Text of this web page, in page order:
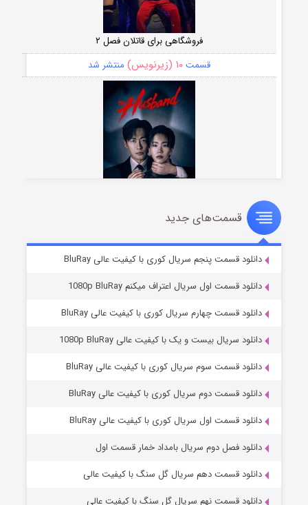
فروشگاهی برای قاتلان فصل ۲
قسمت۱۰ (زیرنویس) منتشر شد
قسمت۸ (زیرنویس) منتشر شد
عملیات آپارتمان
قسمت۲ (زیرنویس) منتشر شد
قسمت‌های جدید
دانلود قسمت پنجم سریال کوری با کیفیت عالی BluRay
دانلود قسمت اول سریال اعتراف میکنم 1080p BluRay
دانلود قسمت چهارم سریال کوری با کیفیت عالی BluRay
دانلود سریال بیست و یک با کیفیت عالی 1080p BluRay
دانلود قسمت سوم سریال کوری با کیفیت عالی BluRay
دانلود قسمت دوم سریال کوری با کیفیت عالی BluRay
دانلود قسمت اول سریال کوری با کیفیت عالی BluRay
دانلود فصل دوم سریال بامداد خمار قسمت اول
دانلود قسمت دهم سریال گل سنگ با کیفیت عالی
دانلود قسمت نهم سریال گل سنگ با کیفیت عالی